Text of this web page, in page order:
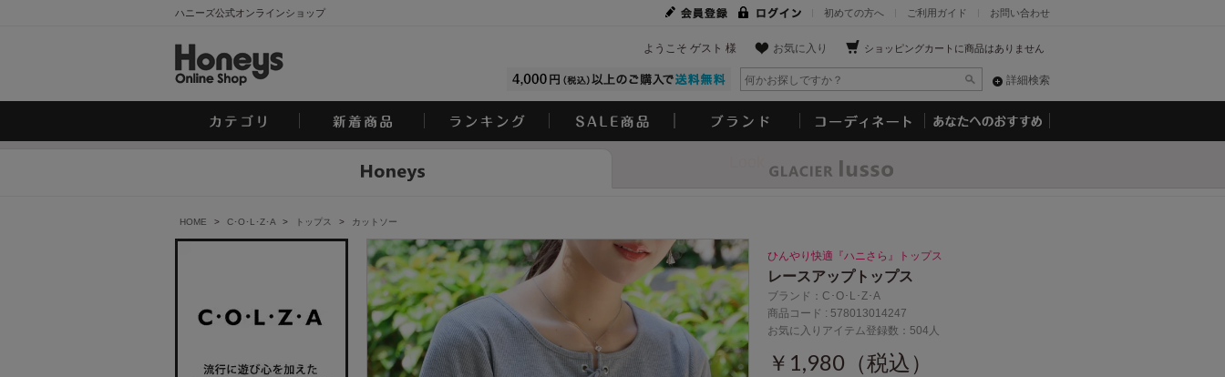
ハニーズ公式オンラインショップ お問い合わせ
ご利用ガイド
初めての方へ
ショッピングカートに商品はありません
お気に入り
ようこそ ゲスト 様
詳細検索
HOME > C･O･L･Z･A > トップス > カットソー
ひんやり快適『ハニさら』トップス
レースアップトップス
ブランド： C･O･L･Z･A
商品コード : 578013014247
お気に入りアイテム登録数：504人
￥1,980（税込）